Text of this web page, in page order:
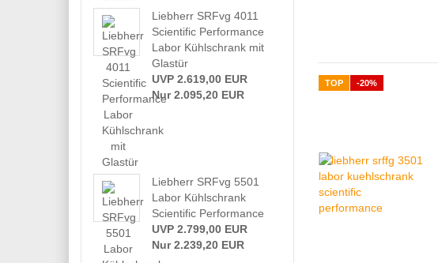
TOP -20%
Liebherr SRFvg 4011
Scientific Performance
Labor Kühlschrank mit
Glastür
UVP 2.619,00 EUR
Nur 2.095,20 EUR
Liebherr SRFvg 5501
Labor Kühlschrank
Scientific Performance
UVP 2.799,00 EUR
Nur 2.239,20 EUR